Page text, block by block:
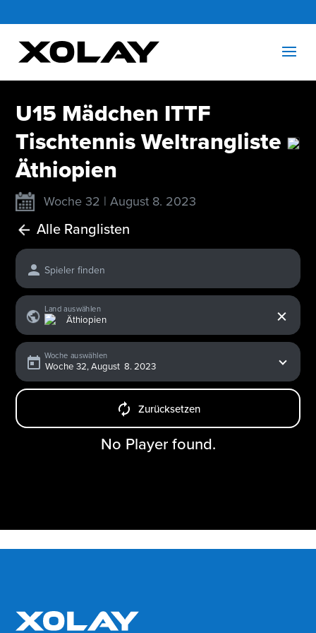
U15 Mädchen ITTF
Tischtennis Weltrangliste
Äthiopien
Woche 32 | August 8. 2023
Alle Ranglisten
Spieler finden
Land auswählen
Woche auswählen
Zurücksetzen
No Player found.